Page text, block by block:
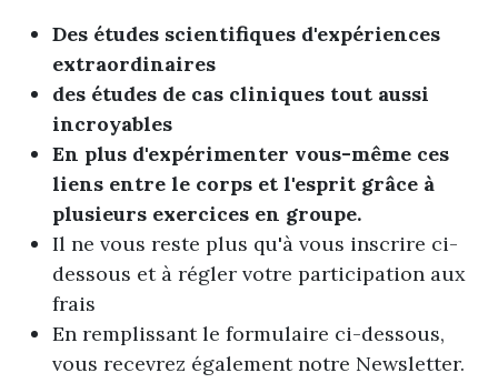
Des études scientifiques d'expériences
extraordinaires
des études de cas cliniques tout aussi
incroyables
En plus d'expérimenter vous-même ces
liens entre le corps et l'esprit grâce à
plusieurs exercices en groupe.
Il ne vous reste plus qu'à vous inscrire ci-
dessous et à régler votre participation aux
frais
En remplissant le formulaire ci-dessous,
vous recevrez également notre Newsletter.